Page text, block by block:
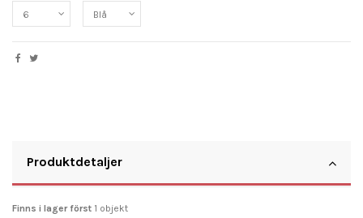
Produktdetaljer
Finns i lager först 1 objekt